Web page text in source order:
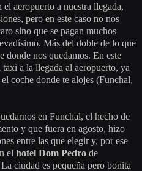
aeropuerto a nuestra llegada,
pero en este caso no nos
sino que se pagan muchos
Más del doble de lo que
donde nos quedamos. En este
a la llegada al aeropuerto, ya
coche donde te alojes (Funchal,
en Funchal, el hecho de
y que fuera en agosto, hizo
entre las que elegir y, por ese
el hotel Dom Pedro de
ciudad es pequeña pero bonita